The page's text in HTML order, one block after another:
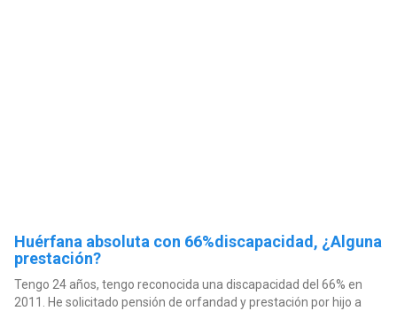
Huérfana absoluta con 66%discapacidad, ¿Alguna
prestación?
Tengo 24 años, tengo reconocida una discapacidad del 66% en
2011. He solicitado pensión de orfandad y prestación por hijo a